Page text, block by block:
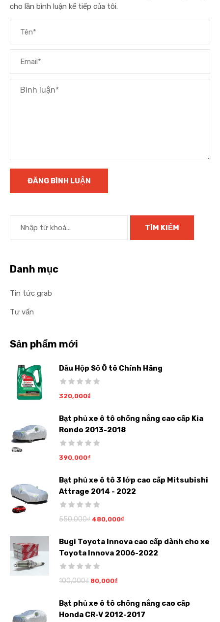
cho lần bình luận kế tiếp của tôi.
Danh mục
Tin tức grab
Tư vấn
Sản phẩm mới
Dầu Hộp Số Ô tô Chính Hãng
320,000₫
Bạt phủ xe ô tô chống nắng cao cấp Kia
Rondo 2013-2018
390,000₫
Bạt phủ xe ô tô 3 lớp cao cấp Mitsubishi
Attrage 2014 - 2022
550,000₫ 480,000₫
Bugi Toyota Innova cao cấp dành cho xe
Toyota Innova 2006-2022
100,000₫ 80,000₫
Bạt phủ xe ô tô chống nắng cao cấp
Honda CR-V 2012-2017